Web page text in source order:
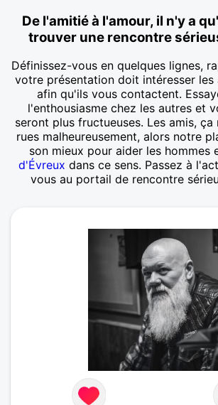
De l'amitié à l'amour, il n'y a
trouver une rencontre
Définissez-vous en quelques lignes,
votre présentation doit intéresser les
afin qu'ils vous contactent.
l'enthousiasme chez les autres et
seront plus fructueuses. Les amis,
rues malheureusement, alors notre
son mieux pour aider les hommes
d'Évreux dans ce sens. Passez à
vous au portail de rencontre